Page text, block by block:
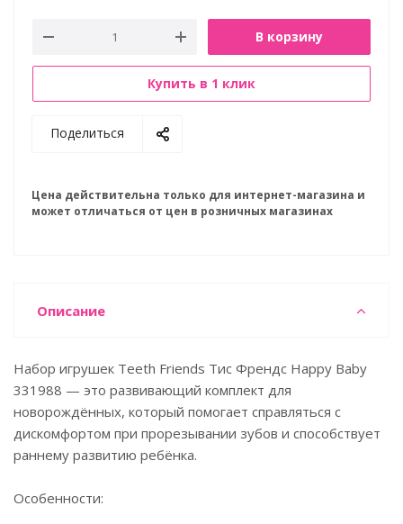
В корзину
Купить в 1 клик
Поделиться
Цена действительна только для интернет-магазина и
может отличаться от цен в розничных магазинах
Описание
Набор игрушек Teeth Friends Тис Френдс Happy Baby
331988 — это развивающий комплект для
новорождённых, который помогает справляться с
дискомфортом при прорезывании зубов и способствует
раннему развитию ребёнка.
Особенности: